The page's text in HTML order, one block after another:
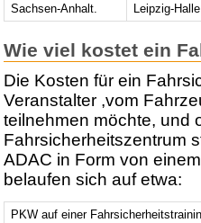
Sachsen-Anhalt.
Leipzig-Halle
Wie viel kostet ein
Die Kosten für ein
Veranstalter ,vom
teilnehmen möchte, und
Fahrsicherheitszentrum
ADAC in Form von
belaufen sich auf etwa:
PKW auf einer